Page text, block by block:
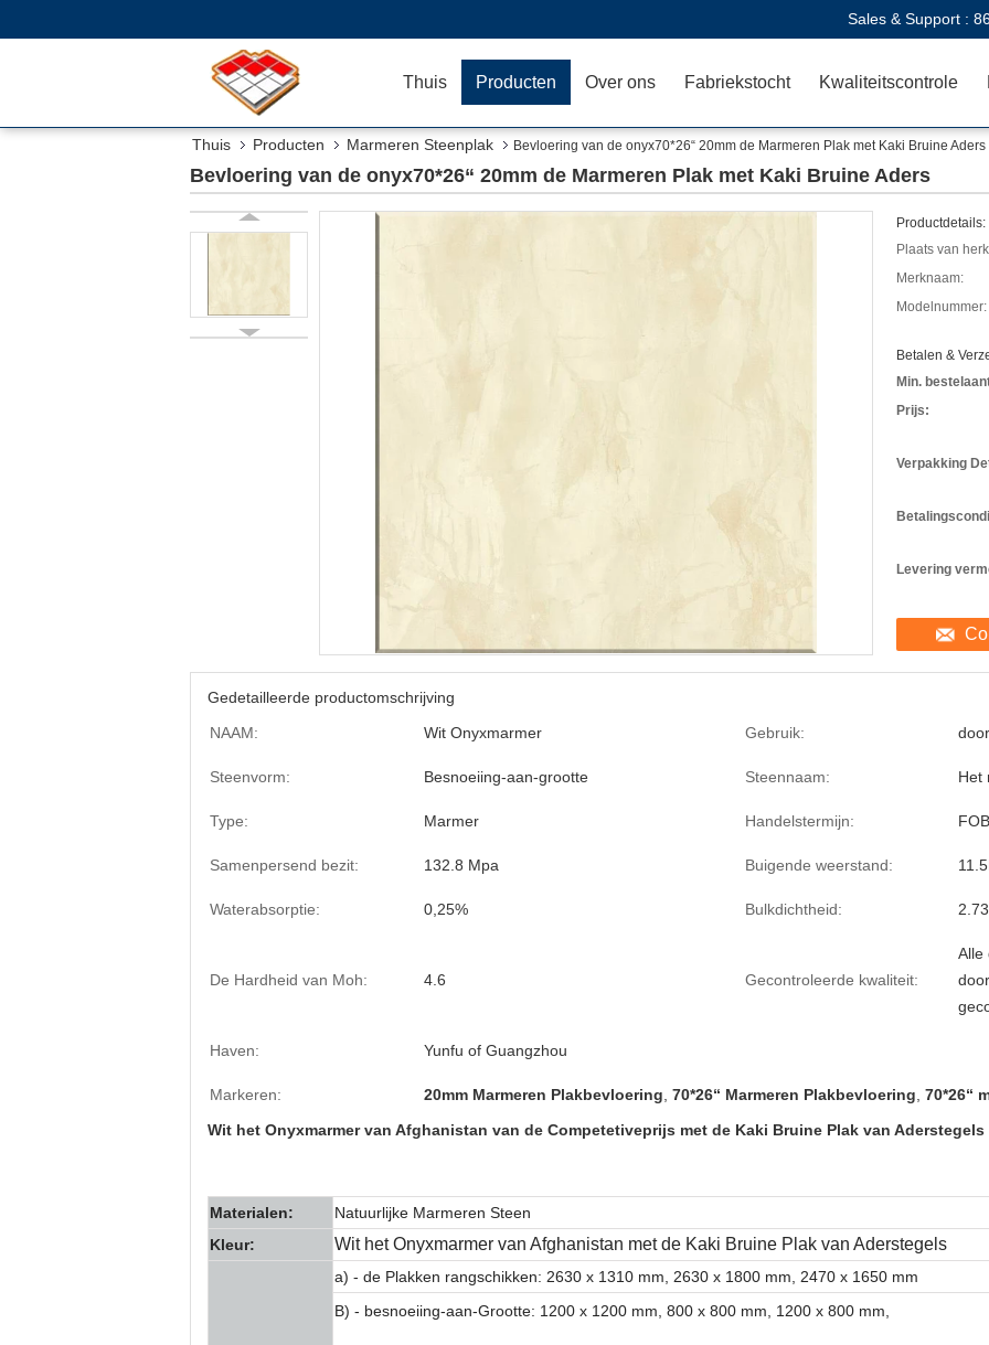
Sales & Support :
Thuis Producten Over ons Fabriekstocht Kwaliteitscontrole
Thuis Producten Marmeren Steenplak Bevloering van de onyx70*26“ 20mm de Marmeren Plak met Kaki Bruine Aders
Bevloering van de onyx70*26“ 20mm de Marmeren Plak met Kaki Bruine Aders
Productdetails:
Plaats van
Merknaam:
Modelnummer:
Betalen &
Min.
Prijs:
Verpakking
Levering
Gedetailleerde productomschrijving
NAAM:
Wit Onyxmarmer Gebruik:
Steenvorm: Besnoeiing-aan-grootte Steennaam: Het
Type: Marmer Handelstermijn:
Samenpersend bezit: 132.8 Mpa Buigende weerstand:
Waterabsorptie: 0,25% Bulkdichtheid:
De Hardheid van Moh: 4.6 Gecontroleerde kwaliteit:
Alle
Haven: Yunfu of Guangzhou
Markeren: 20mm Marmeren Plakbevloering 70*26“ Marmeren Plakbevloering 70*26“
Wit het Onyxmarmer van Afghanistan van de Competetiveprijs met de Kaki Bruine Plak van Aderstegels
Materialen:
Natuurlijke Marmeren Steen
Kleur:
Wit het Onyxmarmer van Afghanistan met de Kaki Bruine Plak van Aderstegels
a) - de Plakken rangschikken: 2630 x 1310 mm, 2630 x 1800 mm, 2470 x 1650 mm
B) - besnoeiing-aan-Grootte: 1200 x 1200 mm, 800 x 800 mm, 1200 x 800 mm,